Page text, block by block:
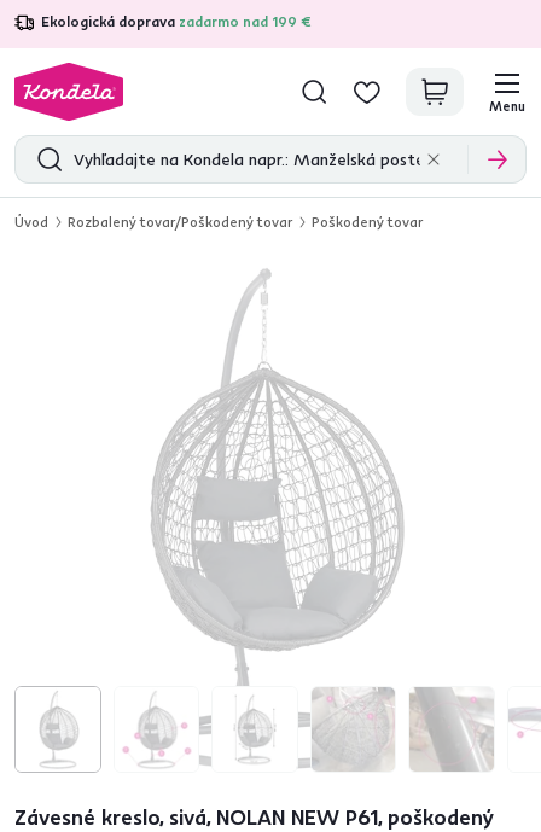
Ekologická doprava zadarmo nad 199 €
4,7 31 211overených produktových recenzií
Menu
Úvod Rozbalený tovar/Poškodený tovar Poškodený tovar
Závesné kreslo, sivá, NOLAN NEW P61, poškodený